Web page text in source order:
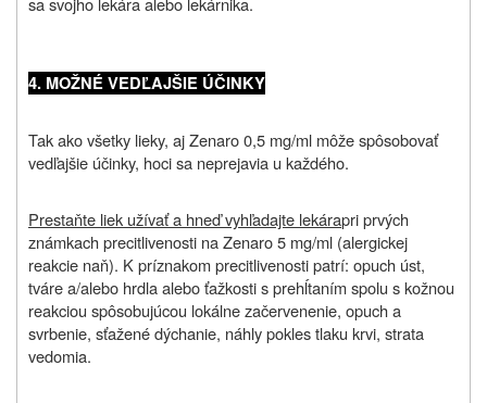
4. MOŽNÉ VEDĽAJŠIE ÚČINKY
Tak ako všetky lieky, aj Zenaro 0,5 mg/ml môže spôsobovať
vedľajšie účinky, hoci sa neprejavia u každého.
Prestaňte liek užívať a hneď vyhľadajte lekárapri prvých
známkach precitlivenosti na Zenaro 5 mg/ml (alergickej
reakcie naň). K príznakom precitlivenosti patrí: opuch úst,
tváre a/alebo hrdla alebo ťažkosti s prehĺtaním spolu s kožnou
reakciou spôsobujúcou lokálne začervenenie, opuch a
svrbenie, sťažené dýchanie, náhly pokles tlaku krvi, strata
vedomia.